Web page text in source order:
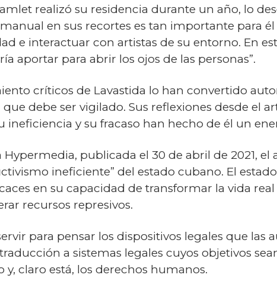
realizó su residencia durante un año, lo
en sus recortes es tan importante para
e interactuar con artistas de su entorno. En
aportar para abrir los ojos de las personas”.
críticos de Lavastida lo han convertido
debe ser vigilado. Sus reflexiones desde el
ineficiencia y su fracaso han hecho de él un
publicada el 30 de abril de 2021,
ineficiente” del estado cubano. El
en su capacidad de transformar la vida
recursos represivos.
para pensar los dispositivos legales que las
a sistemas legales cuyos objetivos
y, claro está, los derechos humanos.